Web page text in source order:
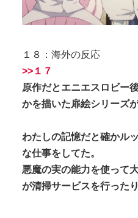
１８：海外の反応
>>１７
原作だとエニエスロビー
かを描いた扉絵シリーズ
わたしの記憶だと確かル
な仕事をしてた。
悪魔の実の能力を使って
が清掃サービスを行った